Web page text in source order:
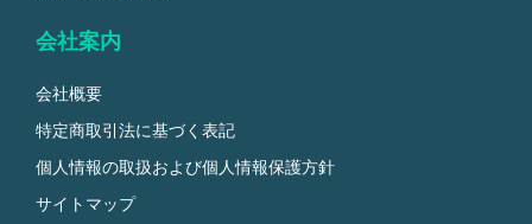
会社案内
会社概要
特定商取引法に基づく表記
個人情報の取扱および個人情報保護方針
サイトマップ